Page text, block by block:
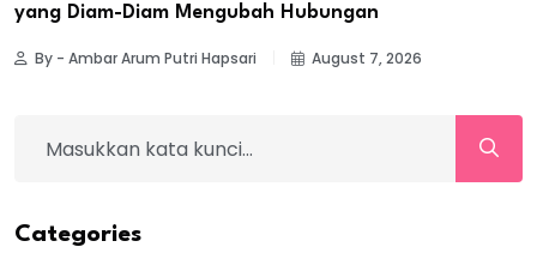
yang Diam-Diam Mengubah Hubungan
By - Ambar Arum Putri Hapsari August 7, 2026
Categories